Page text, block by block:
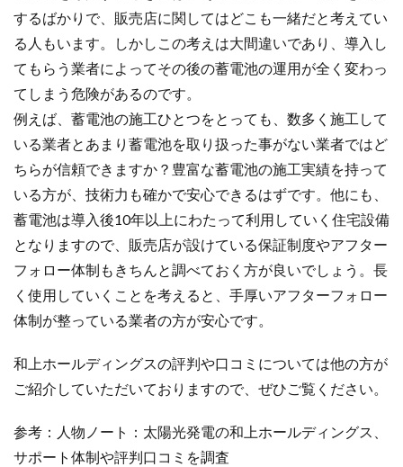
するばかりで、販売店に関してはどこも一緒だと考えてい
る人もいます。しかしこの考えは大間違いであり、導入し
てもらう業者によってその後の蓄電池の運用が全く変わっ
てしまう危険があるのです。
例えば、蓄電池の施工ひとつをとっても、数多く施工して
いる業者とあまり蓄電池を取り扱った事がない業者ではど
ちらが信頼できますか？豊富な蓄電池の施工実績を持って
いる方が、技術力も確かで安心できるはずです。他にも、
蓄電池は導入後10年以上にわたって利用していく住宅設備
となりますので、販売店が設けている保証制度やアフター
フォロー体制もきちんと調べておく方が良いでしょう。長
く使用していくことを考えると、手厚いアフターフォロー
体制が整っている業者の方が安心です。
和上ホールディングスの評判や口コミについては他の方が
ご紹介していただいておりますので、ぜひご覧ください。
参考：人物ノート：太陽光発電の和上ホールディングス、
サポート体制や評判口コミを調査